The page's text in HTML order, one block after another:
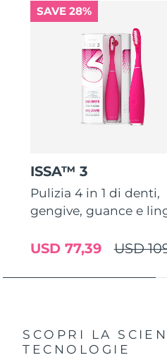
SAVE 28%
ISSA™ 3
Pulizia 4 in 1 di denti,
gengive, guance e
USD
USD 77,39
SCOPRI LA
TECNOLOGIE